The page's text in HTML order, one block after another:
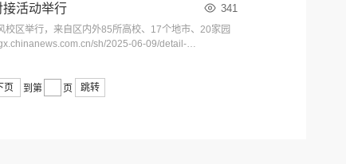
接活动举行 341
校区举行，来自区内外85所高校、17个地市、20家园
sh/2025-06-09/detail-
下页 到第 页 跳转